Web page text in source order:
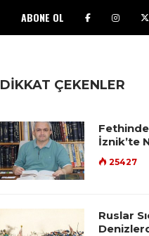
ABONE OL
DİKKAT ÇEKENLER
İznik’te
25427
Ruslar